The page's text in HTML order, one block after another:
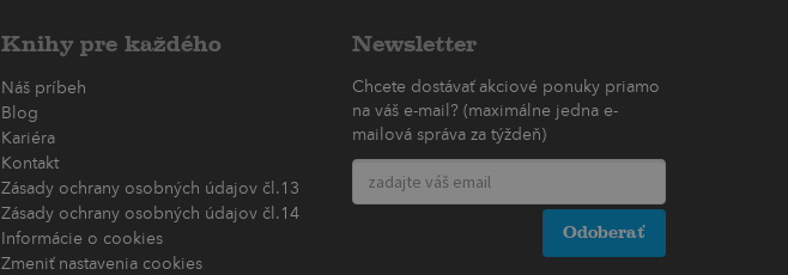
Knihy pre každého
Náš príbeh
Blog
Kariéra
Kontakt
Zásady ochrany osobných údajov čl.13
Zásady ochrany osobných údajov čl.14
Informácie o cookies
Zmeniť nastavenia cookies
Newsletter
Chcete dostávať akciové ponuky priamo
na váš e-mail? (maximálne jedna e-
mailová správa za týždeň)
Odoberať